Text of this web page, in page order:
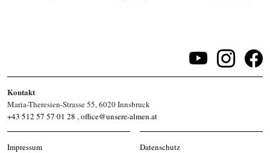
Kontakt
Maria-Theresien-Strasse 55, 6020 Innsbruck
+43 512 57 57 01 28 ,office@unsere-almen.at
Impressum Datenschutz